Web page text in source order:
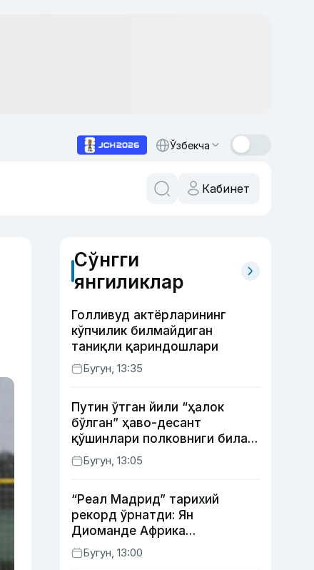
Ўзбекча
Кабинет
Сўнгги
янгиликлар
Голливуд актёрларининг
кўпчилик билмайдиган
таниқли қариндошлари
Бугун, 13:35
Путин ўтган йили “ҳалок
бўлган” ҳаво-десант
қўшинлари полковниги билан
телефон орқали
суҳбатлашди
Бугун, 13:05
“Реал Мадрид” тарихий
рекорд ўрнатди: Ян
Диоманде Африка
футболидаги энг қиммат
трансферга айланди
Бугун, 13:00